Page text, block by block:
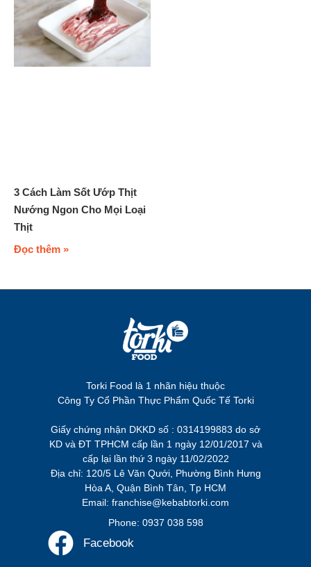
3 Cách Làm Sốt Ướp Thịt
Nướng Ngon Cho Mọi Loại
Thịt
Đọc thêm »
Torki Food là 1 nhãn hiệu thuộc
Công Ty Cổ Phần Thực Phẩm Quốc Tế Torki
Giấy chứng nhận DKKD số : 0314199883 do sở
KD và ĐT TPHCM cấp lần 1 ngày 12/01/2017 và
cấp lại lần thứ 3 ngày 11/02/2022
Địa chỉ: 120/5 Lê Văn Qưới, Phường Bình Hưng
Hòa A, Quận Bình Tân, Tp HCM
Email: franchise@kebabtorki.com
Phone: 0937 038 598
Facebook